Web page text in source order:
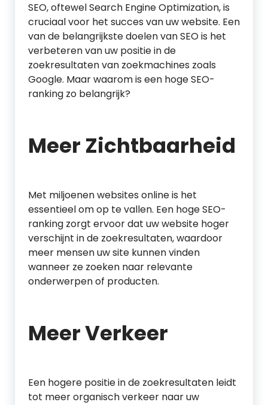
SEO, oftewel Search Engine Optimization, is
cruciaal voor het succes van uw website. Een
van de belangrijkste doelen van SEO is het
verbeteren van uw positie in de
zoekresultaten van zoekmachines zoals
Google. Maar waarom is een hoge SEO-
ranking zo belangrijk?
Meer Zichtbaarheid
Met miljoenen websites online is het
essentieel om op te vallen. Een hoge SEO-
ranking zorgt ervoor dat uw website hoger
verschijnt in de zoekresultaten, waardoor
meer mensen uw site kunnen vinden
wanneer ze zoeken naar relevante
onderwerpen of producten.
Meer Verkeer
Een hogere positie in de zoekresultaten leidt
tot meer organisch verkeer naar uw